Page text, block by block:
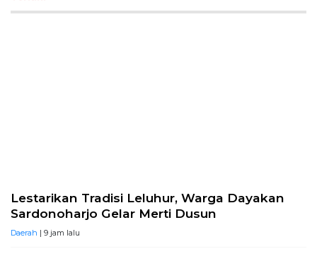
Lestarikan Tradisi Leluhur, Warga Dayakan
Sardonoharjo Gelar Merti Dusun
Daerah | 9 jam lalu